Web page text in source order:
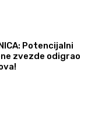
Potencijalni
zvezde odigrao